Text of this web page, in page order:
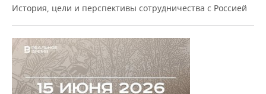
История, цели и перспективы сотрудничества с Россией